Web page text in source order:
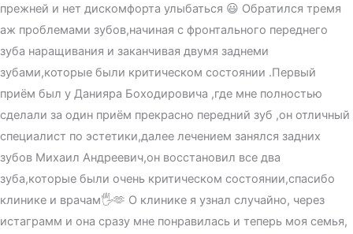
прежней и нет дискомфорта улыбаться 😃 Обратился тремя
аж проблемами зубов,начиная с фронтального переднего
зуба наращивания и заканчивая двумя заднеми
зубами,которые были критическом состоянии .Первый
приём был у Данияра Боходировича ,где мне полностью
сделали за один приём прекрасно передний зуб ,он отличный
специалист по эстетики,далее лечением занялся задних
зубов Михаил Андреевич,он восстановил все два
зуба,которые были очень критическом состоянии,спасибо
клинике и врачам🖐🫶 О клинике я узнал случайно, через
истаграмм и она сразу мне понравилась и теперь моя семья,